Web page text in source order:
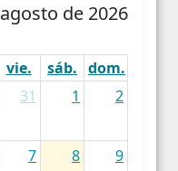
agosto de 2026
vie. sáb. dom.
31 1 2
7 8 9